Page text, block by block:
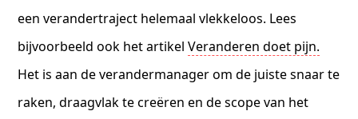
een verandertraject helemaal vlekkeloos. Lees
bijvoorbeeld ook het artikelVeranderen doet pijn.
Het is aan de verandermanager om de juiste snaar te
raken, draagvlak te creëren en de scope van het